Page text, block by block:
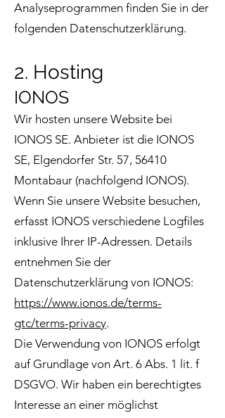
Analyseprogrammen finden Sie in der
folgenden Datenschutzerklärung.
2. Hosting
IONOS
Wir hosten unsere Website bei
IONOS SE. Anbieter ist die IONOS
SE, Elgendorfer Str. 57, 56410
Montabaur (nachfolgend IONOS).
Wenn Sie unsere Website besuchen,
erfasst IONOS verschiedene Logfiles
inklusive Ihrer IP-Adressen. Details
entnehmen Sie der
Datenschutzerklärung von IONOS:
https://www.ionos.de/terms-
gtc/terms-privacy.
Die Verwendung von IONOS erfolgt
auf Grundlage von Art. 6 Abs. 1 lit. f
DSGVO. Wir haben ein berechtigtes
Interesse an einer möglichst